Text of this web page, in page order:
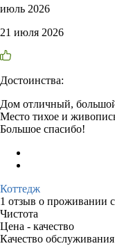
июль 2026
21 июля 2026
Достоинства:
Дом отличный,
Место тихое и
Большое спасибо!
Коттедж
1 отзыв о проживании
Чистота
Цена - качество
Качество обслуживания